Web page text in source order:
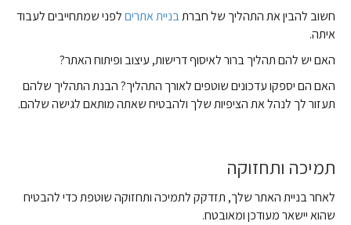
חשוב להבין את התהליך של חברתבניית אתריםלפני שמתחייבים לעבוד
איתה.
האם יש להם תהליך ברור לאיסוף דרישות, עיצוב ופיתוח האתר?
האם הם יספקו עדכונים שוטפים לאורך התהליך? הבנת התהליך שלהם
תעזור לך לנהל את הציפיות שלך ולהבטיח שאתה מותאם לגישה שלהם.
תמיכה ותחזוקה
לאחר בניית האתר שלך, תזדקק לתמיכה ותחזוקה שוטפת כדי להבטיח
שהוא יישאר מעודכן ומאובטח.